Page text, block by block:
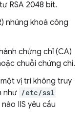
RSA 2048 bit.
nhúng khoá công
chứng chỉ (CA)
chuỗi chứng chỉ.
vị trí không truy
như /etc/ssl
IIS yêu cầu